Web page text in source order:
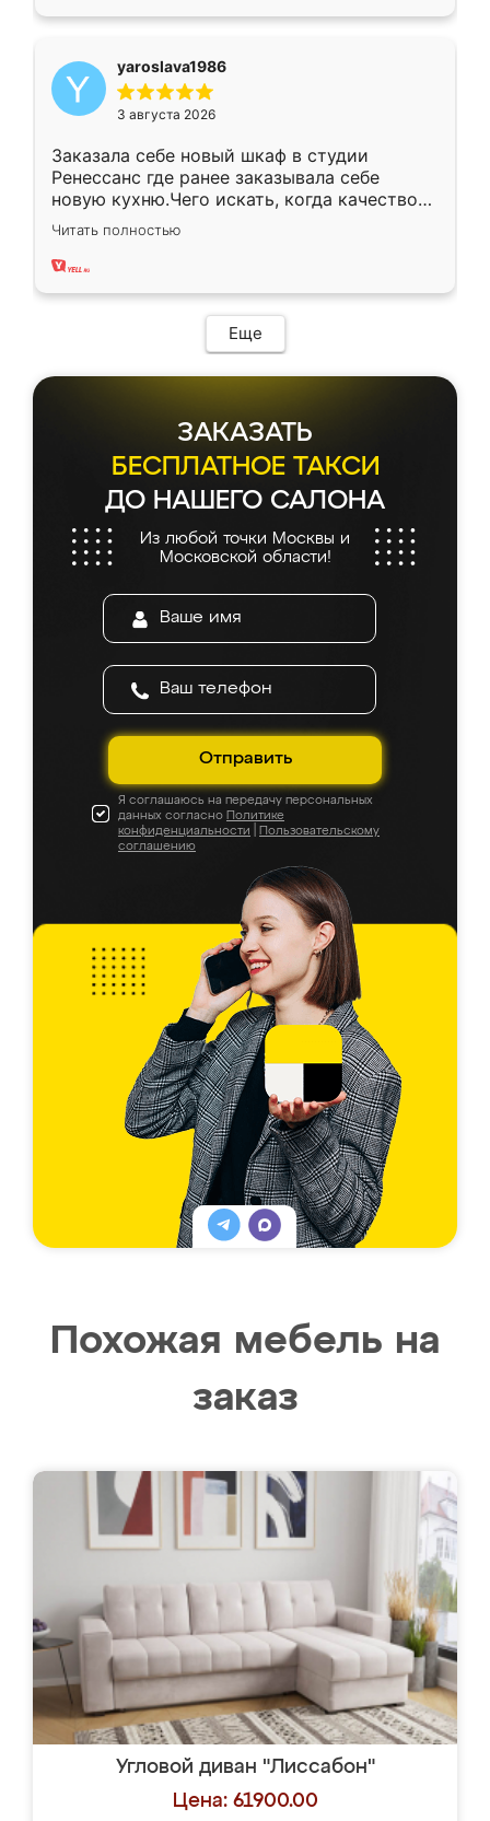
yaroslava1986
3 августа 2026
Заказала себе новый шкаф в студии
Ренессанс где ранее заказывала себе
новую кухню.Чего искать, когда качеством
вполне довольна. Служит кухня уже почти
два года, нареканий нет.
Читать полностью
Еще
ЗАКАЗАТЬ
БЕСПЛАТНОЕ ТАКСИ
ДО НАШЕГО САЛОНА
Из любой точки Москвы и
Московской области!
Отправить
Я соглашаюсь на передачу персональных
данных согласно Политике
конфиденциальности
Пользовательскому
соглашению
Похожая мебель на
заказ
Угловой диван "Лиссабон"
Цена: 61900.00